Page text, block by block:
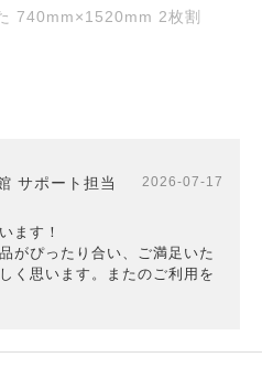
740mm×1520mm 2枚割
サポート担当 2026-07-17
ます！
がぴったり合い、ご満足いた
く思います。またのご利用を